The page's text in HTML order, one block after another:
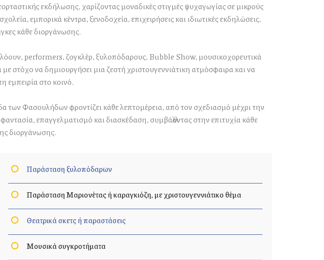
εκδήλωσης, χαρίζοντας μοναδικές στιγμές ψυχαγωγίας σε μικρούς
εμπορικά κέντρα, ξενοδοχεία, επιχειρήσεις και ιδιωτικές εκδηλώσεις,
κάθε διοργάνωσης.
performers, ζογκλέρ, ξυλοπόδαρους, Bubble Show, μουσικοχορευτικά
στόχο να δημιουργήσει μια ζεστή χριστουγεννιάτικη ατμόσφαιρα και να
εμπειρία στο κοινό.
Φασουλήδων φροντίζει κάθε λεπτομέρεια, από τον σχεδιασμό μέχρι την
επαγγελματισμό και διασκέδαση, συμβάλλοντας στην επιτυχία κάθε
διοργάνωσης.
Παράσταση ξυλοπόδαρων
Παράσταση Μαριονέτας ή καραγκιόζη, με χριστουγεννιάτικο θέμα
Θεατρικά σκετς ή παραστάσεις
Μουσικά συγκροτήματα